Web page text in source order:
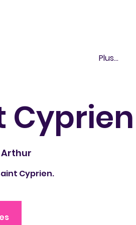
Plus...
Cyprien
Arthur
Cyprien.